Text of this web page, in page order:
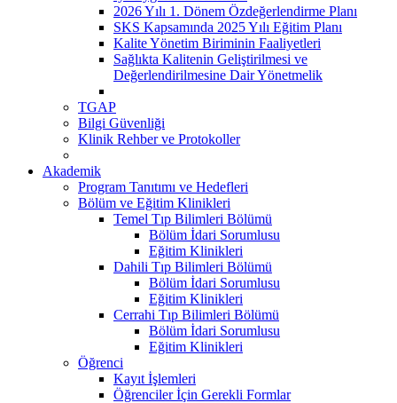
2026 Yılı 1. Dönem Özdeğerlendirme Planı
SKS Kapsamında 2025 Yılı Eğitim Planı
Kalite Yönetim Biriminin Faaliyetleri
Sağlıkta Kalitenin Geliştirilmesi ve
Değerlendirilmesine Dair Yönetmelik
TGAP
Bilgi Güvenliği
Klinik Rehber ve Protokoller
Akademik
Program Tanıtımı ve Hedefleri
Bölüm ve Eğitim Klinikleri
Temel Tıp Bilimleri Bölümü
Bölüm İdari Sorumlusu
Eğitim Klinikleri
Dahili Tıp Bilimleri Bölümü
Bölüm İdari Sorumlusu
Eğitim Klinikleri
Cerrahi Tıp Bilimleri Bölümü
Bölüm İdari Sorumlusu
Eğitim Klinikleri
Öğrenci
Kayıt İşlemleri
Öğrenciler İçin Gerekli Formlar